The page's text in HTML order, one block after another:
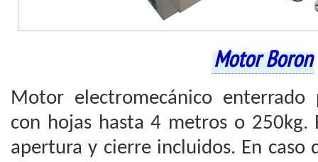
Motor Boron
Motor electromecánico enterrado
con hojas hasta 4 metros o 250kg.
apertura y cierre incluidos. En caso